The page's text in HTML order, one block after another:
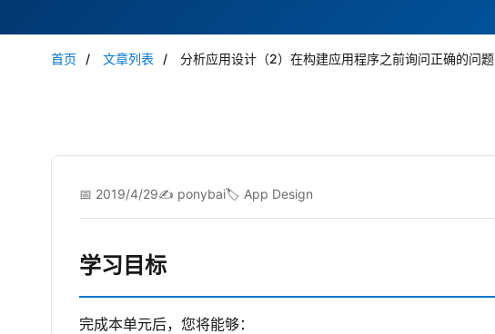
首页 / 文章列表 / 分析应用设计（2）在构建应用程序之前询问正确的问题
📅 2019/4/29✍️ ponybai🏷️ App Design
学习目标
完成本单元后，您将能够：